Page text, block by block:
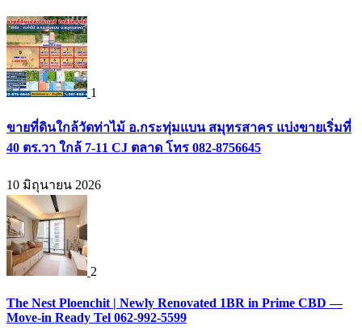
1
ขายที่ดินใกล้วัดท่าไม้ อ.กระทุ่มแบน สมุทรสาคร แบ่งขายเริ่มที่
40 ตร.วา ใกล้ 7-11 CJ ตลาด โทร 082-8756645
10 มิถุนายน 2026
2
The Nest Ploenchit | Newly Renovated 1BR in Prime CBD —
Move-in Ready Tel 062-992-5599